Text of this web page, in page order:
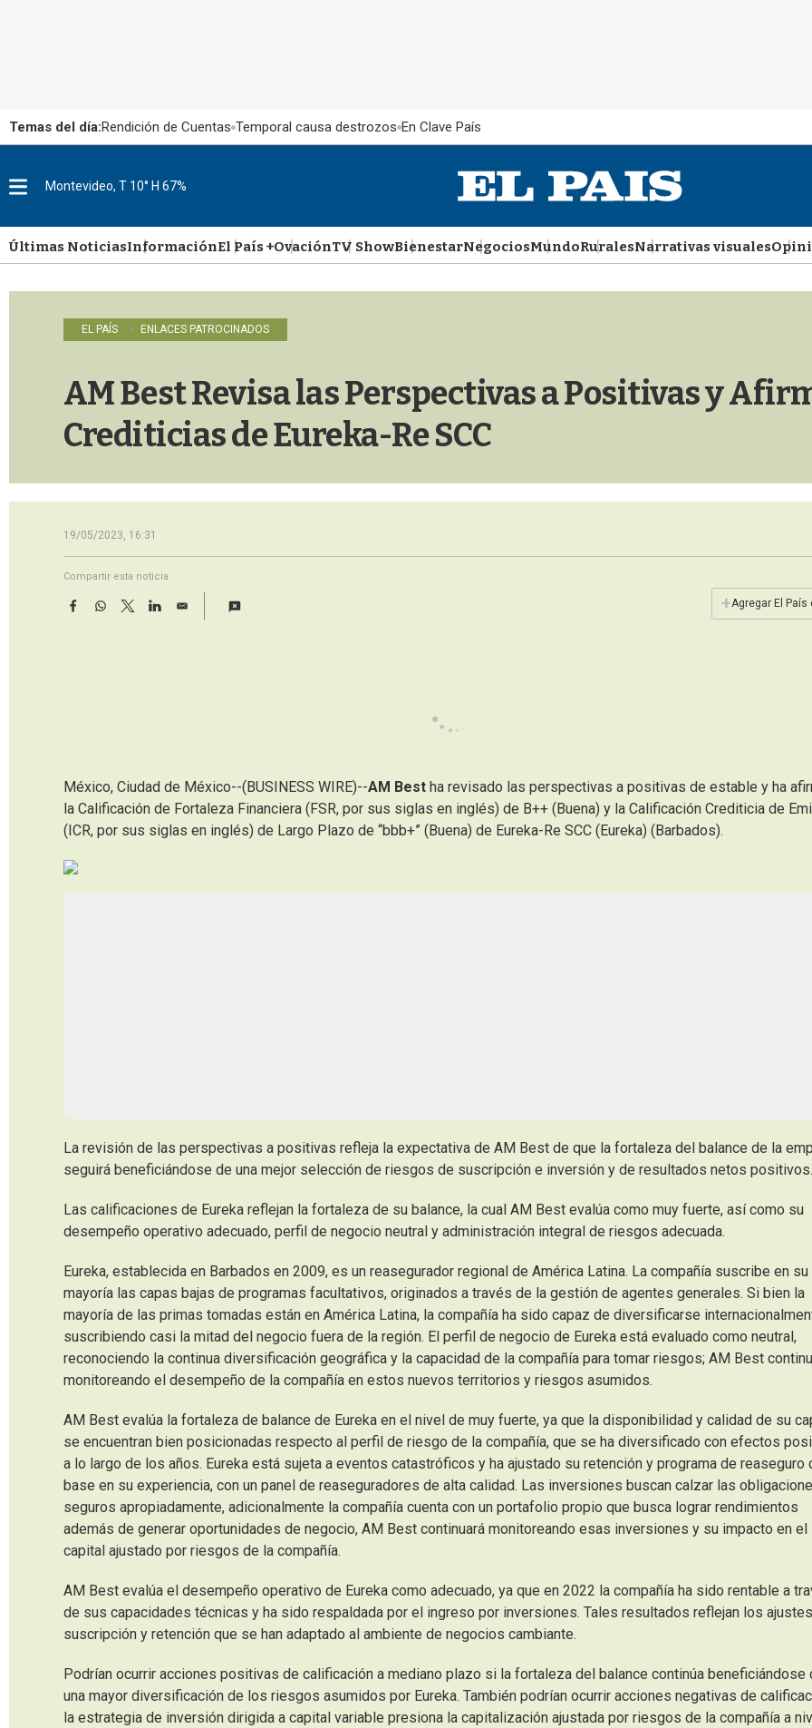
Temas del día:Rendición de Cuentas Temporal causa destrozos En Clave País
u
Montevideo, T 10° H 67%
Últimas NoticiasInformaciónEl País +OvaciónTV ShowBienestarNegociosMundoRuralesNarrativas visuales
EL PAÍS ENLACES PATROCINADOS
AM Best Revisa las Perspectivas a Positivas y
Crediticias de Eureka-Re SCC
19/05/2023, 16:31
Compartir esta noticia
F
W
T
w
L
E
+Agregar El País
México, Ciudad de México--(BUSINESS WIRE)--AM Best ha revisado las perspectivas a positivas de estable y ha
la Calificación de Fortaleza Financiera (FSR, por sus siglas en inglés) de B++ (Buena) y la Calificación Crediticia de
(ICR, por sus siglas en inglés) de Largo Plazo de “bbb+” (Buena) de Eureka-Re SCC (Eureka) (Barbados).
La revisión de las perspectivas a positivas refleja la expectativa de AM Best de que la fortaleza del balance de la
seguirá beneficiándose de una mejor selección de riesgos de suscripción e inversión y de resultados netos positivos.
Las calificaciones de Eureka reflejan la fortaleza de su balance, la cual AM Best evalúa como muy fuerte, así como su
desempeño operativo adecuado, perfil de negocio neutral y administración integral de riesgos adecuada.
Eureka, establecida en Barbados en 2009, es un reasegurador regional de América Latina. La compañía suscribe en su
mayoría las capas bajas de programas facultativos, originados a través de la gestión de agentes generales. Si bien la
mayoría de las primas tomadas están en América Latina, la compañía ha sido capaz de diversificarse
suscribiendo casi la mitad del negocio fuera de la región. El perfil de negocio de Eureka está evaluado como neutral,
reconociendo la continua diversificación geográfica y la capacidad de la compañía para tomar riesgos; AM Best
monitoreando el desempeño de la compañía en estos nuevos territorios y riesgos asumidos.
AM Best evalúa la fortaleza de balance de Eureka en el nivel de muy fuerte, ya que la disponibilidad y calidad de su
se encuentran bien posicionadas respecto al perfil de riesgo de la compañía, que se ha diversificado con efectos
a lo largo de los años. Eureka está sujeta a eventos catastróficos y ha ajustado su retención y programa de reaseguro
base en su experiencia, con un panel de reaseguradores de alta calidad. Las inversiones buscan calzar las
seguros apropiadamente, adicionalmente la compañía cuenta con un portafolio propio que busca lograr rendimientos
además de generar oportunidades de negocio, AM Best continuará monitoreando esas inversiones y su impacto en el
capital ajustado por riesgos de la compañía.
AM Best evalúa el desempeño operativo de Eureka como adecuado, ya que en 2022 la compañía ha sido rentable a
de sus capacidades técnicas y ha sido respaldada por el ingreso por inversiones. Tales resultados reflejan los
suscripción y retención que se han adaptado al ambiente de negocios cambiante.
Podrían ocurrir acciones positivas de calificación a mediano plazo si la fortaleza del balance continúa beneficiándose
una mayor diversificación de los riesgos asumidos por Eureka. También podrían ocurrir acciones negativas de
la estrategia de inversión dirigida a capital variable presiona la capitalización ajustada por riesgos de la compañía a